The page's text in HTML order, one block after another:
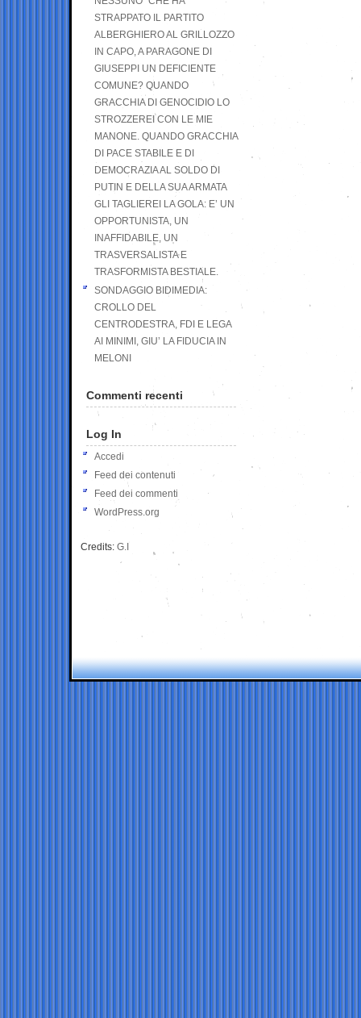
STRAPPATO IL PARTITO
ALBERGHIERO AL GRILLOZZO
IN CAPO, A PARAGONE DI
GIUSEPPI UN DEFICIENTE
COMUNE? QUANDO
GRACCHIA DI GENOCIDIO LO
STROZZEREI CON LE MIE
MANONE. QUANDO GRACCHIA
DI PACE STABILE E DI
DEMOCRAZIA AL SOLDO DI
PUTIN E DELLA SUA ARMATA
GLI TAGLIEREI LA GOLA: E’ UN
OPPORTUNISTA, UN
INAFFIDABILE, UN
TRASVERSALISTA E
TRASFORMISTA BESTIALE.
SONDAGGIO BIDIMEDIA:
CROLLO DEL
CENTRODESTRA, FDI E LEGA
AI MINIMI, GIU’ LA FIDUCIA IN
MELONI
Commenti recenti
Log In
Accedi
Feed dei contenuti
Feed dei commenti
WordPress.org
Credits: G.I